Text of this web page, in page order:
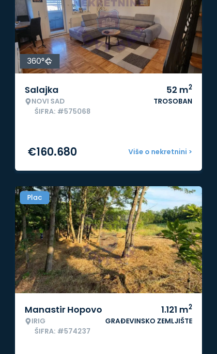
360°
Salajka
NOVI SAD
ŠIFRA: #575068
52 m2
TROSOBAN
Više o nekretnini >
€160.680
Plac
Manastir Hopovo
IRIG
ŠIFRA: #574237
1.121 m2
GRAĐEVINSKO ZEMLJIŠTE